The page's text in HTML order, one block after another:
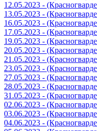
12.05.2023 -
13.05.2023 -
16.05.2023 -
17.05.2023 -
19.05.2023 -
20.05.2023 -
21.05.2023 -
23.05.2023 -
27.05.2023 -
28.05.2023 -
31.05.2023 -
02.06.2023 -
03.06.2023 -
04.06.2023 -